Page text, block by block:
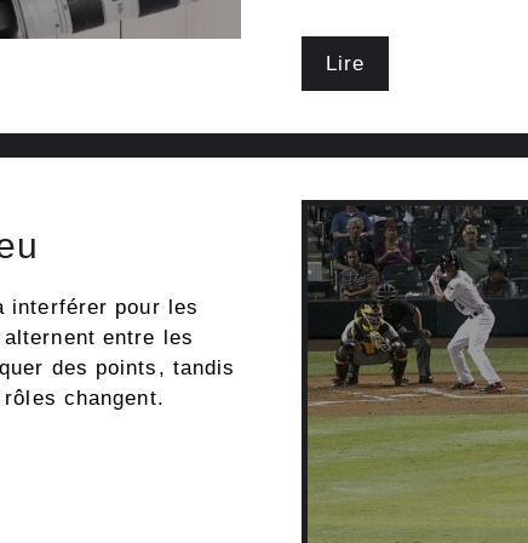
Lire
interférer pour les
entre les
des points, tandis
changent.